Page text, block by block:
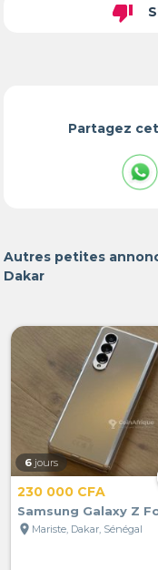
thumb_down
Partagez
Autres petites
Dakar
6 jours
230 000 CFA
Samsung Galaxy Z
location_on Mariste, Dakar, Sénégal